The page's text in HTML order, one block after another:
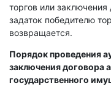
торгов или
задаток победителю
возвращается.
Порядок проведения
заключения договора
государственного